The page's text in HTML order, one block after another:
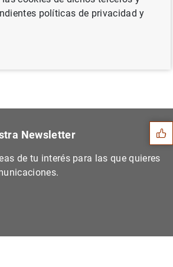
Sugerencias
Newsletter
de tu interés para las que quieres
políticas de privacidad y